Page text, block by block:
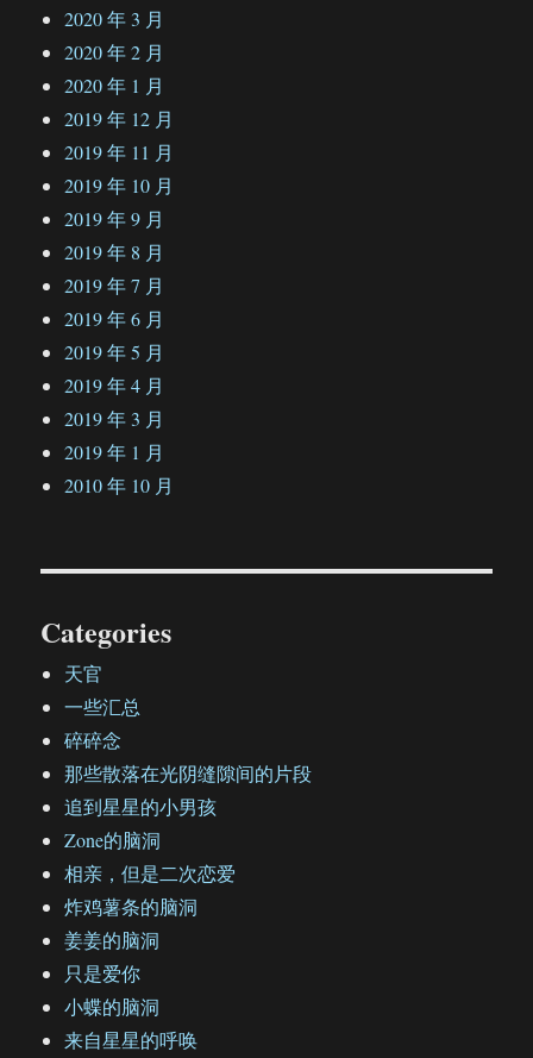
2020 年 3 月
2020 年 2 月
2020 年 1 月
2019 年 12 月
2019 年 11 月
2019 年 10 月
2019 年 9 月
2019 年 8 月
2019 年 7 月
2019 年 6 月
2019 年 5 月
2019 年 4 月
2019 年 3 月
2019 年 1 月
2010 年 10 月
Categories
天官
一些汇总
碎碎念
那些散落在光阴缝隙间的片段
追到星星的小男孩
Zone的脑洞
相亲，但是二次恋爱
炸鸡薯条的脑洞
姜姜的脑洞
只是爱你
小蝶的脑洞
来自星星的呼唤